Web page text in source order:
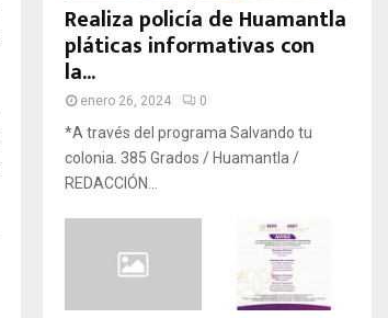
Realiza policía de Huamantla
pláticas informativas con
la...
enero 26, 2024 0
*A través del programa Salvando tu
colonia. 385 Grados / Huamantla /
REDACCIÓN...